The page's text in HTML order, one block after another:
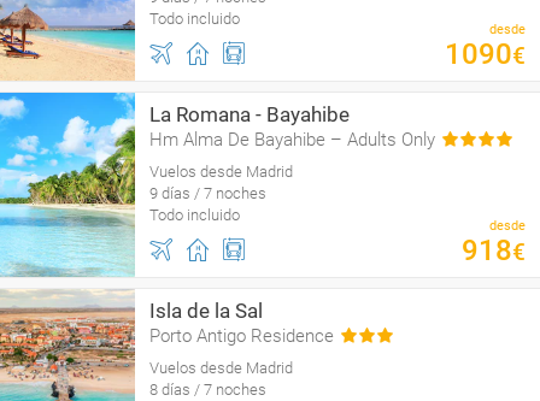
Todo incluido
desde
1090€
La Romana - Bayahibe
Hm Alma De Bayahibe – Adults Only
Vuelos desde Madrid
9 días / 7 noches
Todo incluido
desde
918€
Isla de la Sal
Porto Antigo Residence
Vuelos desde Madrid
8 días / 7 noches